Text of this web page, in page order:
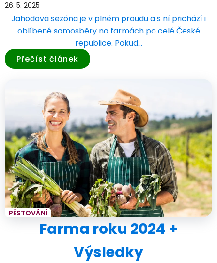
26. 5. 2025
Jahodová sezóna je v plném proudu a s ní přichází i
oblíbené samosběry na farmách po celé České
republice. Pokud…
Přečíst článek
PĚSTOVÁNÍ
Farma roku 2024 +
Výsledky